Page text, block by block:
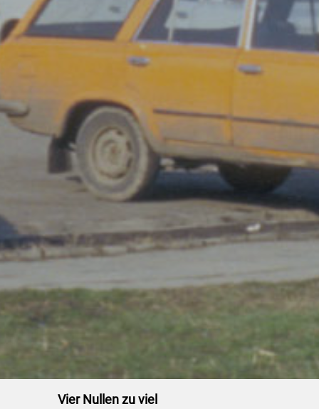
Vier Nullen zu viel